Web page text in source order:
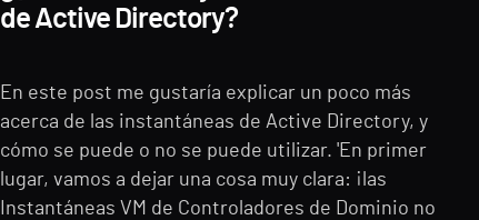
de Active Directory?
En este post me gustaría explicar un poco más
acerca de las instantáneas de Active Directory, y
cómo se puede o no se puede utilizar. 'En primer
lugar, vamos a dejar una cosa muy clara: ¡las
Instantáneas VM de Controladores de Dominio no